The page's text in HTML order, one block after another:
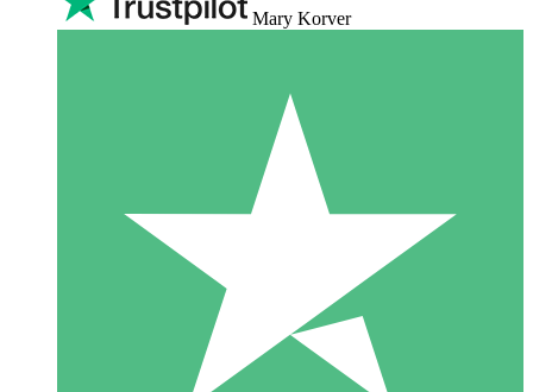
Mary Korver